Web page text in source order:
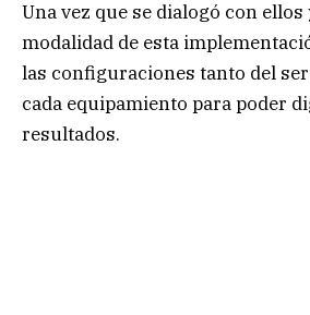
Una vez que se dialogó con
modalidad de esta
las configuraciones tanto del
cada equipamiento para poder
resultados.